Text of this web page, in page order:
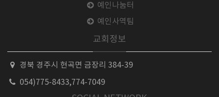
예인나눔터
예인사역팀
교회정보
경북 경주시 현곡면 금장리 384-39
054)775-8433,774-7049